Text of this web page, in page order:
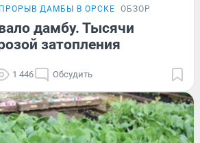
ПРОРЫВ ДАМБЫ В ОРСКЕ ОБЗОР
дамбу. Тысячи
затопления
1 446 Обсудить